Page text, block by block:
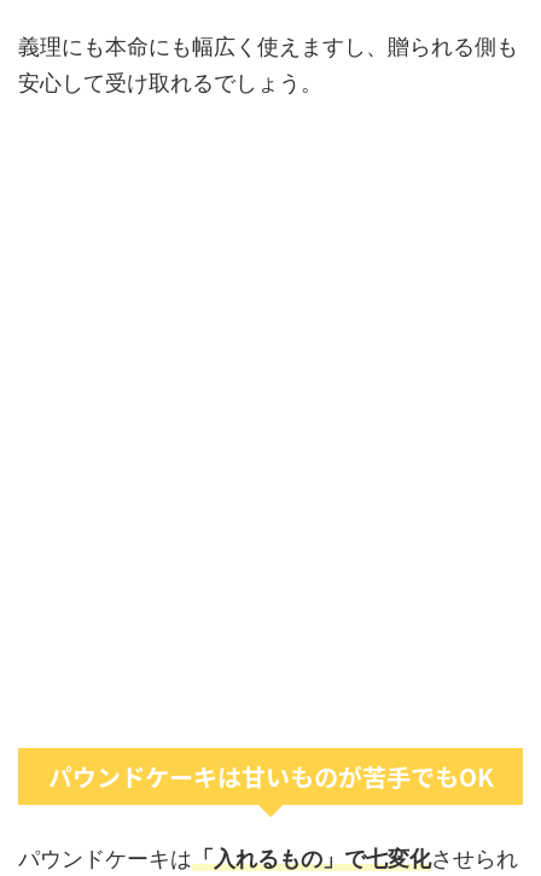
義理にも本命にも幅広く使えますし、贈られる側も
安心して受け取れるでしょう。
パウンドケーキは甘いものが苦手でもOK
パウンドケーキは「入れるもの」で七変化させられ